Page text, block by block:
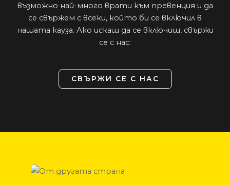
възможно най-много врати към превенция и да
се свържем с всеки, който би се включил в
нашата кауза. Ако искаш да се включиш, свържи
се с нас:
СВЪРЖИ СЕ С НАС